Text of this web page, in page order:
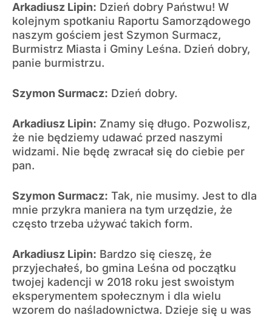
Arkadiusz Lipin: Dzień dobry Państwu! W
kolejnym spotkaniu Raportu Samorządowego
naszym gościem jest Szymon Surmacz,
Burmistrz Miasta i Gminy Leśna. Dzień dobry,
panie burmistrzu.
Szymon Surmacz: Dzień dobry.
Arkadiusz Lipin: Znamy się długo. Pozwolisz,
że nie będziemy udawać przed naszymi
widzami. Nie będę zwracał się do ciebie per
pan.
Szymon Surmacz: Tak, nie musimy. Jest to dla
mnie przykra maniera na tym urzędzie, że
często trzeba używać takich form.
Arkadiusz Lipin: Bardzo się cieszę, że
przyjechałeś, bo gmina Leśna od początku
twojej kadencji w 2018 roku jest swoistym
eksperymentem społecznym i dla wielu
wzorem do naśladownictwa. Dzieje się u was